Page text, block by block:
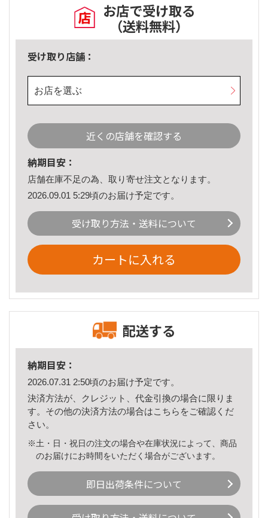
お店で受け取る
（送料無料）
受け取り店舗：
お店を選ぶ
近くの店舗を確認する
納期目安：
店舗在庫不足の為、取り寄せ注文となります。
2026.09.01 5:29頃のお届け予定です。
受け取り方法・送料について
カートに入れる
配送する
納期目安：
2026.07.31 2:50頃のお届け予定です。
決済方法が、クレジット、代金引換の場合に限りま
す。その他の決済方法の場合はこちら をご確認くだ
さい。
※土・日・祝日の注文の場合や在庫状況によって、商品
のお届けにお時間をいただく場合がございます。
即日出荷条件について